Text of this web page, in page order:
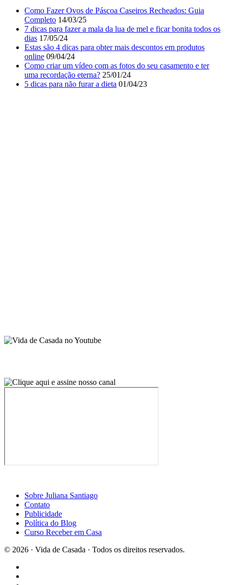
Como Fazer Ovos de Páscoa Caseiros Recheados: Guia
Completo 14/03/25
7 dicas para fazer a mala da lua de mel e ficar bonita todos os
dias 17/05/24
Estas são 4 dicas para obter mais descontos em produtos
online 09/04/24
Como criar um vídeo com as fotos do seu casamento e ter
uma recordação eterna? 25/01/24
5 dicas para não furar a dieta 01/04/23
Contato
Publicidade
Política do Blog
Curso Receber em Casa
© 2026 · Vida de Casada · Todos os direitos reservados.